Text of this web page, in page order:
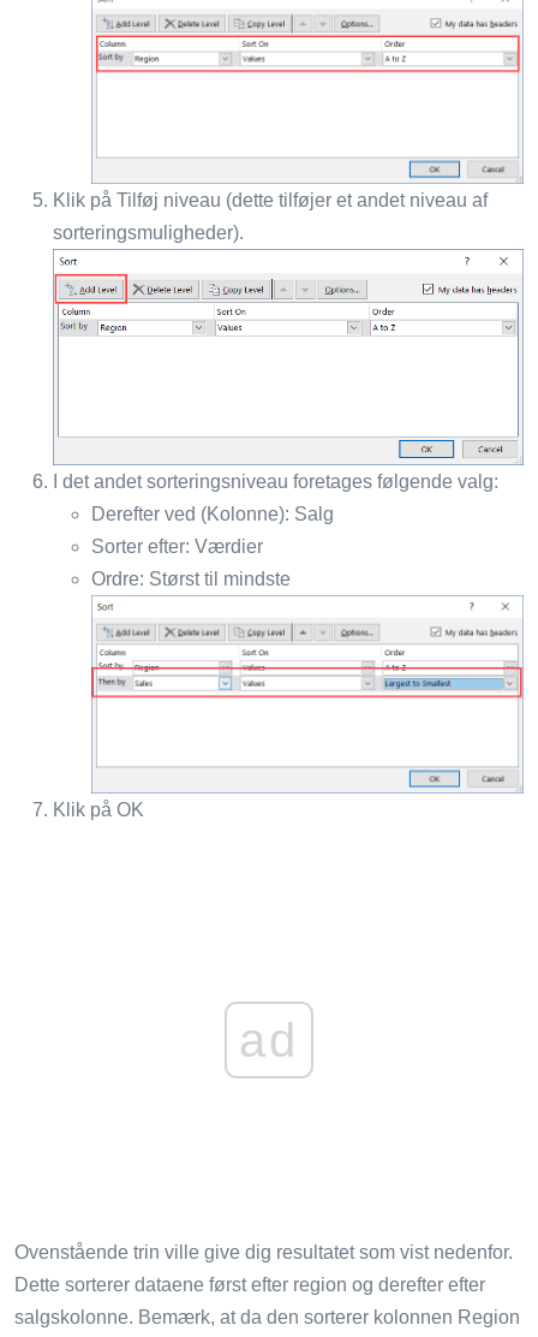
Klik på Tilføj niveau (dette tilføjer et andet niveau af
sorteringsmuligheder).
I det andet sorteringsniveau foretages følgende valg:
Derefter ved (Kolonne): Salg
Sorter efter: Værdier
Ordre: Størst til mindste
Klik på OK
ad
Ovenstående trin ville give dig resultatet som vist nedenfor.
Dette sorterer dataene først efter region og derefter efter
salgskolonne. Bemærk, at da den sorterer kolonnen Region